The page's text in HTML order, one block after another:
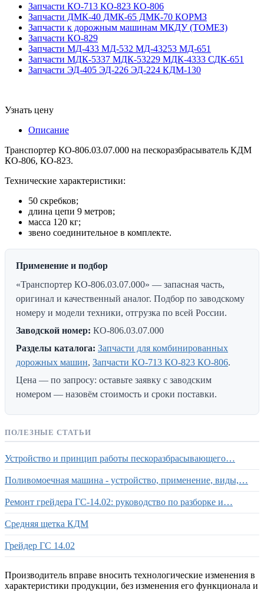
Запчасти КО-713 КО-823 КО-806
Запчасти ДМК-40 ДМК-65 ДМК-70 КОРМЗ
Запчасти к дорожным машинам МКДУ (ТОМЕЗ)
Запчасти КО-829
Запчасти МД-433 МД-532 МД-43253 МД-651
Запчасти МДК-5337 МДК-53229 МДК-4333 СДК-651
Запчасти ЭД-405 ЭД-226 ЭД-224 КДМ-130
Узнать цену
Описание
Транспортер КО-806.03.07.000 на пескоразбрасыватель КДМ
КО-806, КО-823.
Технические характеристики:
50 скребков;
длина цепи 9 метров;
масса 120 кг;
звено соединительное в комплекте.
Применение и подбор
«Транспортер КО-806.03.07.000» — запасная часть,
оригинал и качественный аналог. Подбор по заводскому
номеру и модели техники, отгрузка по всей России.
Заводской номер: КО-806.03.07.000
Разделы каталога: Запчасти для комбинированных
дорожных машин, Запчасти КО-713 КО-823 КО-806.
Цена — по запросу: оставьте заявку с заводским
номером — назовём стоимость и сроки поставки.
ПОЛЕЗНЫЕ СТАТЬИ
Устройство и принцип работы пескоразбрасывающего…
Поливомоечная машина - устройство, применение, виды,…
Ремонт грейдера ГС-14.02: руководство по разборке и…
Средняя щетка КДМ
Грейдер ГС 14.02
Производитель вправе вносить технологические изменения в
характеристики продукции, без изменения его функционала и